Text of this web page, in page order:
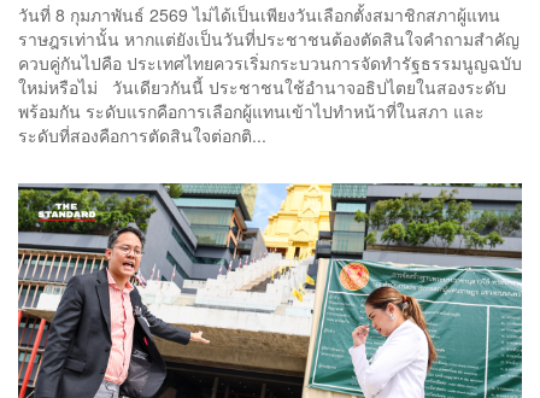
วันที่ 8 กุมภาพันธ์ 2569 ไม่ได้เป็นเพียงวันเลือกตั้งสมาชิกสภาผู้แทน
ราษฎรเท่านั้น หากแต่ยังเป็นวันที่ประชาชนต้องตัดสินใจคำถามสำคัญ
ควบคู่กันไปคือ ประเทศไทยควรเริ่มกระบวนการจัดทำรัฐธรรมนูญฉบับ
ใหม่หรือไม่ วันเดียวกันนี้ ประชาชนใช้อำนาจอธิปไตยในสองระดับ
พร้อมกัน ระดับแรกคือการเลือกผู้แทนเข้าไปทำหน้าที่ในสภา และ
ระดับที่สองคือการตัดสินใจต่อกติ...